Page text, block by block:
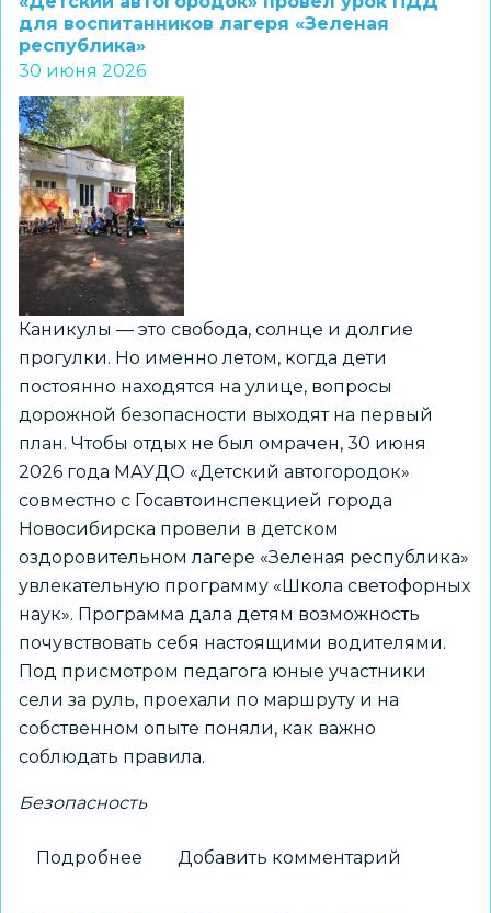
химии,
физике
и
биологии
для
старших
классов
будут
разработаны
к
2027
году
для воспитанников лагеря «Зеленая
республика»
30 июня 2026
Каникулы — это свобода, солнце и долгие
прогулки. Но именно летом, когда дети
постоянно находятся на улице, вопросы
дорожной безопасности выходят на первый
план. Чтобы отдых не был омрачен, 30 июня
2026 года МАУДО «Детский автогородок»
совместно с Госавтоинспекцией города
Новосибирска провели в детском
оздоровительном лагере «Зеленая республика»
увлекательную программу «Школа светофорных
наук». Программа дала детям возможность
почувствовать себя настоящими водителями.
Под присмотром педагога юные участники
сели за руль, проехали по маршруту и на
собственном опыте поняли, как важно
соблюдать правила.
Безопасность
Подробнее Добавить комментарий